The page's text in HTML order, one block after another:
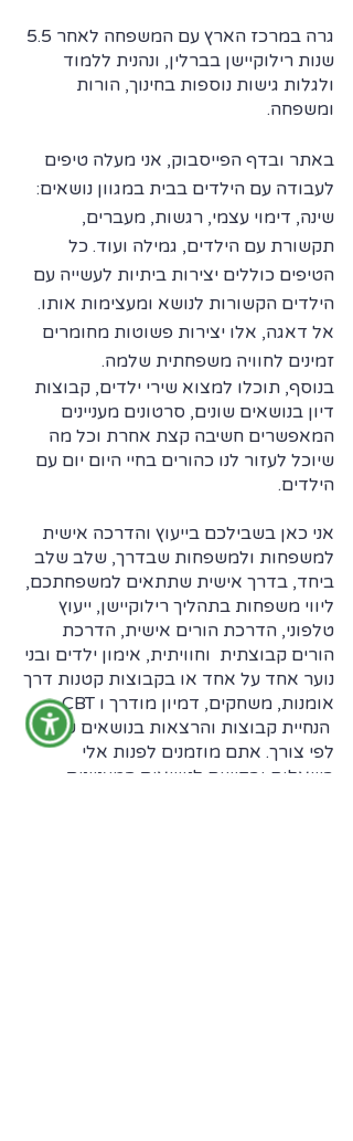
גרה במרכז הארץ עם המשפחה לאחר 5.5
שנות רילוקיישן בברלין, ונהנית ללמוד
ולגלות גישות נוספות בחינוך, הורות
ומשפחה.
באתר ובדף הפייסבוק, אני מעלה טיפים
לעבודה עם הילדים בבית במגוון נושאים:
שינה, דימוי עצמי, רגשות, מעברים,
תקשורת עם הילדים, גמילה ועוד. כל
הטיפים כוללים יצירות ביתיות לעשייה עם
הילדים הקשורות לנושא ומעצימות אותו.
אל דאגה, אלו יצירות פשוטות מחומרים
זמינים לחוויה משפחתית שלמה.
בנוסף, תוכלו למצוא שירי ילדים, קבוצות
דיון בנושאים שונים, סרטונים מעניינים
המאפשרים חשיבה קצת אחרת וכל מה
שיוכל לעזור לנו כהורים בחיי היום יום עם
הילדים.
אני כאן בשבילכם בייעוץ והדרכה אישית
למשפחות ולמשפחות שבדרך, שלב שלב
ביחד, בדרך אישית שתתאים למשפחתכם,
ליווי משפחות בתהליך רילוקיישן, ייעוץ
טלפוני, הדרכת הורים אישית, הדרכת
הורים קבוצתית וחוויתית, אימון ילדים ובני
נוער אחד על אחד או בקבוצות קטנות דרך
אומנות, משחקים, דמיון מודרך ו CBT,
הנחיית קבוצות והרצאות בנושאים שונים
לפי צורך. אתם מוזמנים לפנות אלי
בשאלות ובקשות לנושאים המעניינים